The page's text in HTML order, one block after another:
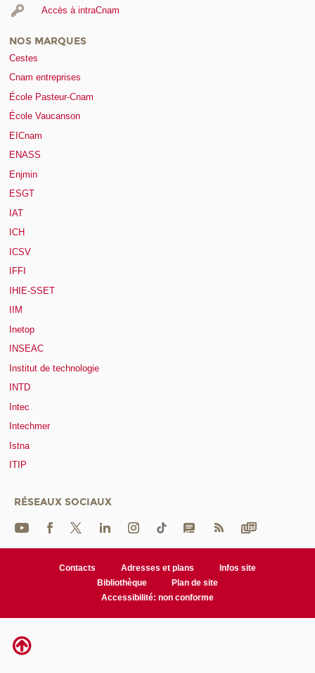
Accès à intraCnam
NOS MARQUES
Cestes
Cnam entreprises
École Pasteur-Cnam
École Vaucanson
EICnam
ENASS
Enjmin
ESGT
IAT
ICH
ICSV
IFFI
IHIE-SSET
IIM
Inetop
INSEAC
Institut de technologie
INTD
Intec
Intechmer
Istna
ITIP
RÉSEAUX SOCIAUX
Contacts Adresses et plans
Infos site
Bibliothèque
Plan de site
Accessibilité: non conforme